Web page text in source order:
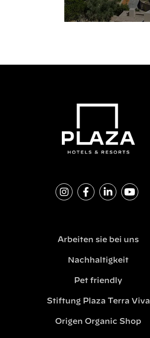
Arbeiten sie bei uns
Nachhaltigkeit
Pet friendly
Stiftung Plaza Terra Viva
Origen Organic Shop